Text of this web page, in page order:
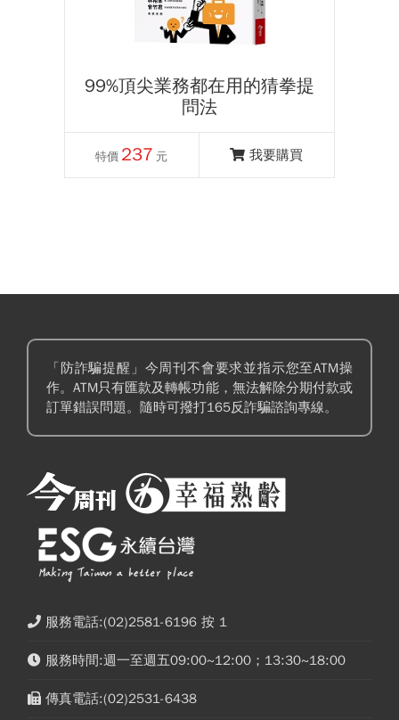
99%頂尖業務都在用的猜拳提
問法
特價 237 元 我要購買
「防詐騙提醒」今周刊不會要求並指示您至ATM操
作。ATM只有匯款及轉帳功能，無法解除分期付款或
訂單錯誤問題。隨時可撥打165反詐騙諮詢專線。
服務電話:(02)2581-6196 按 1
服務時間:週一至週五09:00~12:00；13:30~18:00
傳真電話:(02)2531-6438